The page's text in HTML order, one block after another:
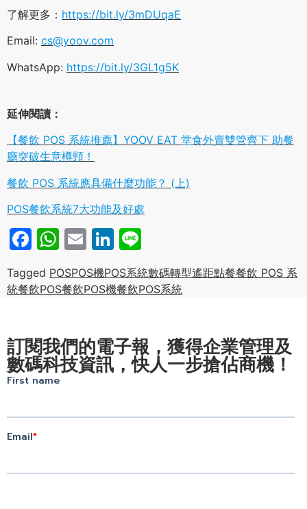
了解更多： https://bit.ly/3mDUqaE
Email: cs@yoov.com
WhatsApp: https://bit.ly/3GL1g5K
延伸閱讀：
【餐飲 POS 系統推薦】YOOV EAT 堂食外賣雙管齊下 助餐
廳突破生意樽頸！
餐飲 POS 系統應具備什麼功能？ (上)
POS餐飲系統7大功能及好處
Facebook
WhatsApp
EmailLinkedIn
Tagged POSPOS機POS系統數碼轉型遙距點餐餐飲 POS 系
統餐飲POS餐飲POS機餐飲POS系統
訂閱我們的電子報，獲得企業管理及
數碼科技資訊，快人一步搶佔商機！